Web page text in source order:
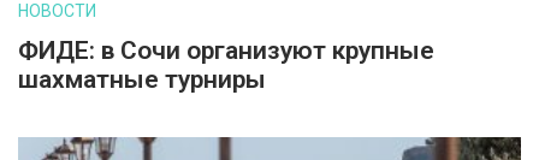
НОВОСТИ
ФИДЕ: в Сочи организуют крупные
шахматные турниры